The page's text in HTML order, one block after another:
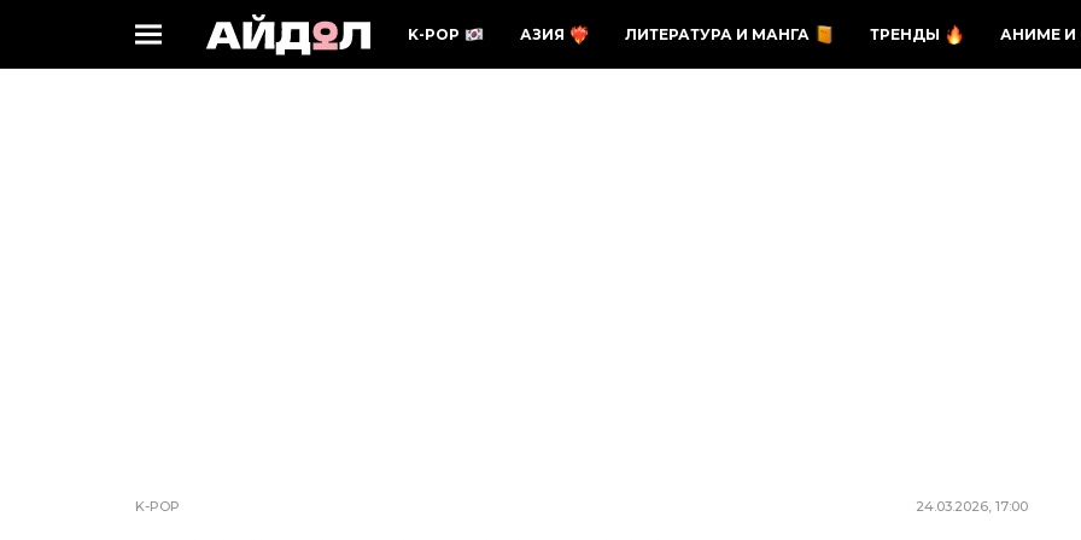
K-POP АЗИЯ ЛИТЕРАТУРА И МАНГА ТРЕНДЫ АНИМЕ И
K-POP 24.03.2026, 17:00